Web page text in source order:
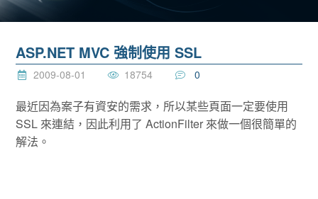
ASP.NET MVC 強制使用 SSL
2009-08-01 18754 0
最近因為案子有資安的需求，所以某些頁面一定要使用
SSL 來連結，因此利用了 ActionFilter 來做一個很簡單的
解法。